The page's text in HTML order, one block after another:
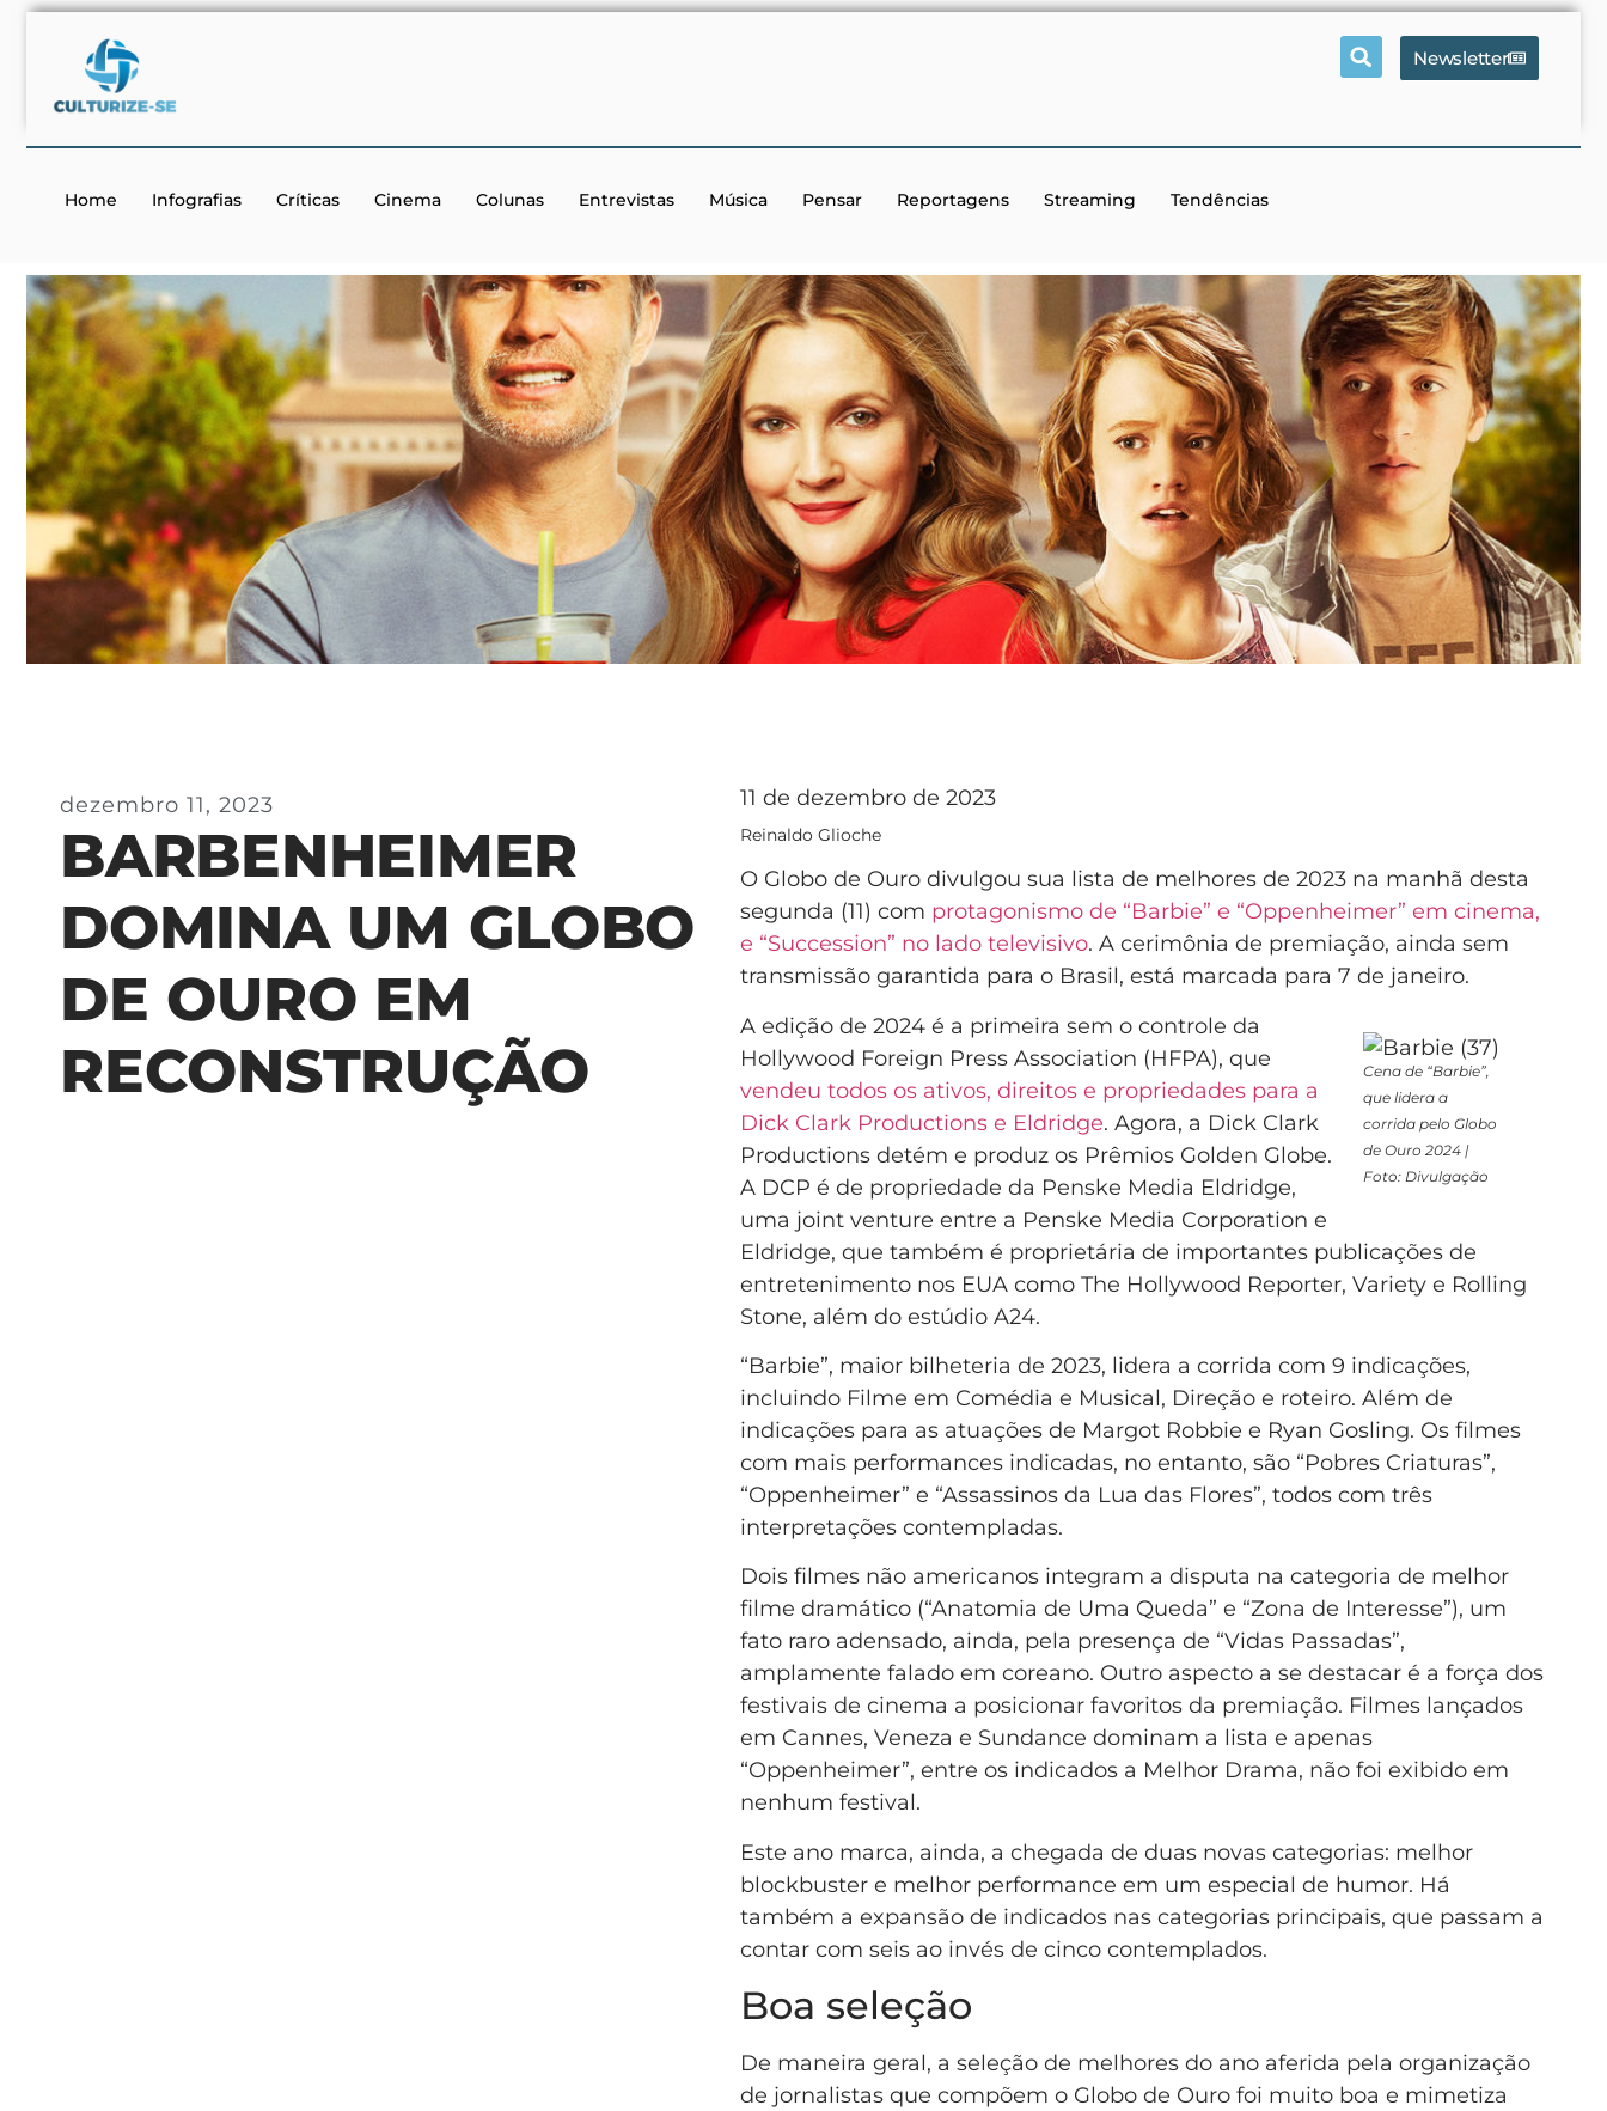
Newsletter
Home Infografias Críticas Cinema Colunas Entrevistas Música Pensar Reportagens Streaming Tendências
dezembro 11, 2023
BARBENHEIMER
DOMINA UM GLOBO
DE OURO EM
RECONSTRUÇÃO
11 de dezembro de 2023
Reinaldo Glioche
O Globo de Ouro divulgou sua lista de melhores de 2023 na manhã desta
segunda (11) com protagonismo de “Barbie” e “Oppenheimer” em cinema,
e “Succession” no lado televisivo. A cerimônia de premiação, ainda sem
transmissão garantida para o Brasil, está marcada para 7 de janeiro.
Cena de “Barbie”,
que lidera a
corrida pelo Globo
de Ouro 2024 |
Foto: Divulgação
A edição de 2024 é a primeira sem o controle da
Hollywood Foreign Press Association (HFPA), que
vendeu todos os ativos, direitos e propriedades para a
Dick Clark Productions e Eldridge. Agora, a Dick Clark
Productions detém e produz os Prêmios Golden Globe.
A DCP é de propriedade da Penske Media Eldridge,
uma joint venture entre a Penske Media Corporation e
Eldridge, que também é proprietária de importantes publicações de
entretenimento nos EUA como The Hollywood Reporter, Variety e Rolling
Stone, além do estúdio A24.
“Barbie”, maior bilheteria de 2023, lidera a corrida com 9 indicações,
incluindo Filme em Comédia e Musical, Direção e roteiro. Além de
indicações para as atuações de Margot Robbie e Ryan Gosling. Os filmes
com mais performances indicadas, no entanto, são “Pobres Criaturas”,
“Oppenheimer” e “Assassinos da Lua das Flores”, todos com três
interpretações contempladas.
Dois filmes não americanos integram a disputa na categoria de melhor
filme dramático (“Anatomia de Uma Queda” e “Zona de Interesse”), um
fato raro adensado, ainda, pela presença de “Vidas Passadas”,
amplamente falado em coreano. Outro aspecto a se destacar é a força dos
festivais de cinema a posicionar favoritos da premiação. Filmes lançados
em Cannes, Veneza e Sundance dominam a lista e apenas
“Oppenheimer”, entre os indicados a Melhor Drama, não foi exibido em
nenhum festival.
Este ano marca, ainda, a chegada de duas novas categorias: melhor
blockbuster e melhor performance em um especial de humor. Há
também a expansão de indicados nas categorias principais, que passam a
contar com seis ao invés de cinco contemplados.
Boa seleção
De maneira geral, a seleção de melhores do ano aferida pela organização
de jornalistas que compõem o Globo de Ouro foi muito boa e mimetiza